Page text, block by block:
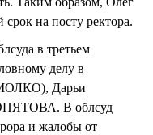
на посту ректора.
в третьем
делу в
Дарьи
В облсуд
и жалобы от